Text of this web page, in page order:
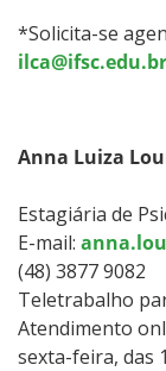
*Solicita-se
ilca@ifsc.edu.br
Anna Luiza
Estagiária de
E-mail:
(48) 3877 9082
Teletrabalho
Atendimento
sexta-feira, das